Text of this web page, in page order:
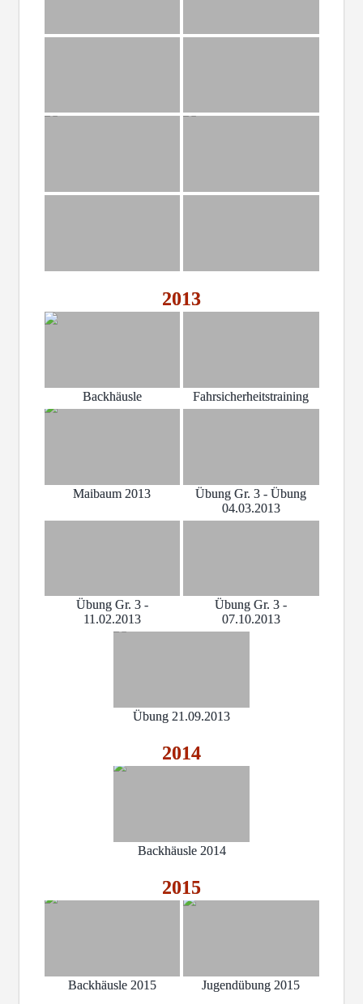
2013
Backhäusle Fahrsicherheitstraining
Maibaum 2013
Übung Gr. 3 - Übung
04.03.2013
Übung Gr. 3 -
11.02.2013
Übung Gr. 3 -
07.10.2013
Übung 21.09.2013
2014
Backhäusle 2014
2015
Backhäusle 2015 Jugendübung 2015